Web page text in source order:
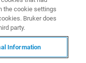
物学的重
the cookie settings
Bruker does
party.
Information